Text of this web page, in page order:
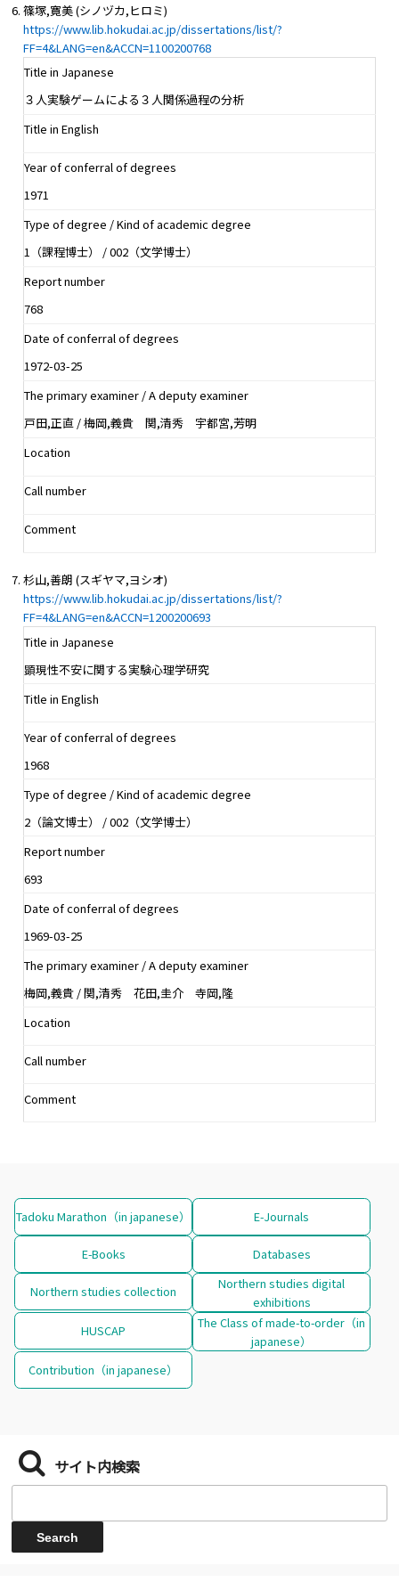
篠塚,寛美 (シノヅカ,ヒロミ)
https://www.lib.hokudai.ac.jp/dissertations/list/?
FF=4&LANG=en&ACCN=1100200768
Title in Japanese
３人実験ゲームによる３人関係過程の分析
Title in English
Year of conferral of degrees
1971
Type of degree / Kind of academic degree
1（課程博士） / 002（文学博士）
Report number
768
Date of conferral of degrees
1972-03-25
The primary examiner / A deputy examiner
戸田,正直 / 梅岡,義貴 関,清秀 宇都宮,芳明
Location
Call number
Comment
杉山,善朗 (スギヤマ,ヨシオ)
https://www.lib.hokudai.ac.jp/dissertations/list/?
FF=4&LANG=en&ACCN=1200200693
Title in Japanese
顕現性不安に関する実験心理学研究
Title in English
Year of conferral of degrees
1968
Type of degree / Kind of academic degree
2（論文博士） / 002（文学博士）
Report number
693
Date of conferral of degrees
1969-03-25
The primary examiner / A deputy examiner
梅岡,義貴 / 関,清秀 花田,圭介 寺岡,隆
Location
Call number
Comment
Tadoku Marathon（in japanese） E-Journals
E-Books Databases
Northern studies collection
Northern studies digital
exhibitions
HUSCAP
The Class of made-to-order（in
japanese）
Contribution（in japanese）
サイト内検索